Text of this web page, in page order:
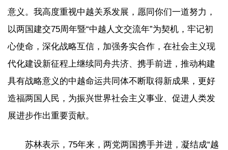
意义。我高度重视中越关系发展，愿同你们一道努力，
以两国建交75周年暨“中越人文交流年”为契机，牢记初
心使命，深化战略互信，加强务实合作，在社会主义现
代化建设新征程上继续同舟共济、携手前进，推动构建
具有战略意义的中越命运共同体不断取得新成果，更好
造福两国人民，为振兴世界社会主义事业、促进人类发
展进步作出重要贡献。
苏林表示，75年来，两党两国携手并进，凝结成“越